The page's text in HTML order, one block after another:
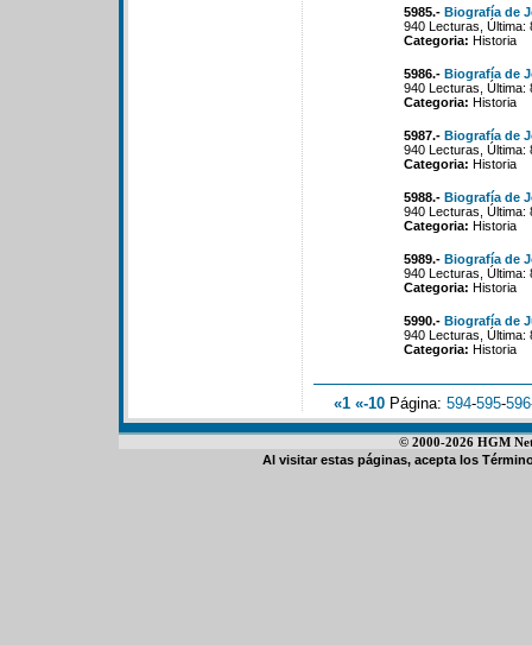
5985.- Biografía de
940 Lecturas, Última:
Categoria: Historia
5986.- Biografía de
940 Lecturas, Última:
Categoria: Historia
5987.- Biografía de
940 Lecturas, Última:
Categoria: Historia
5988.- Biografía de
940 Lecturas, Última:
Categoria: Historia
5989.- Biografía de
940 Lecturas, Última:
Categoria: Historia
5990.- Biografía de
940 Lecturas, Última:
Categoria: Historia
«1 «-10 Página: 594-595-596
© 2000-2026 HGM
Al visitar estas páginas, acepta los